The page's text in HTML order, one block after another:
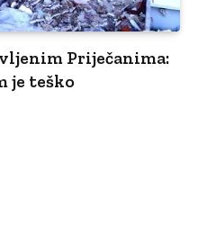
Priječanima:
je teško